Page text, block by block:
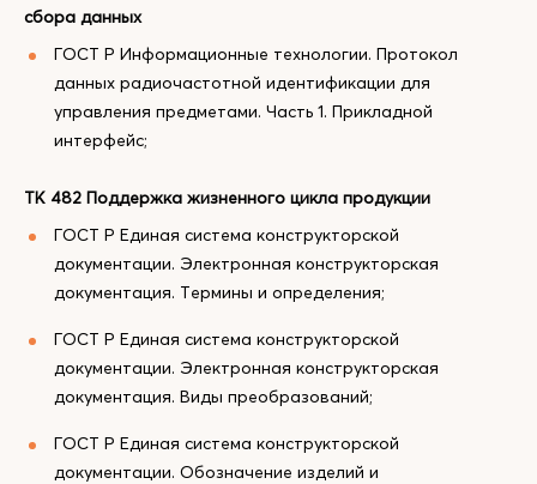
сбора данных
ГОСТ Р Информационные технологии. Протокол
данных радиочастотной идентификации для
управления предметами. Часть 1. Прикладной
интерфейс;
ТК 482 Поддержка жизненного цикла продукции
ГОСТ Р Единая система конструкторской
документации. Электронная конструкторская
документация. Термины и определения;
ГОСТ Р Единая система конструкторской
документации. Электронная конструкторская
документация. Виды преобразований;
ГОСТ Р Единая система конструкторской
документации. Обозначение изделий и